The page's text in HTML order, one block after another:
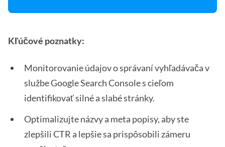
Kľúčové poznatky:
Monitorovanie údajov o správaní vyhľadávača v
službe Google Search Console s cieľom
identifikovať silné a slabé stránky.
Optimalizujte názvy a meta popisy, aby ste
zlepšili CTR a lepšie sa prispôsobili zámeru